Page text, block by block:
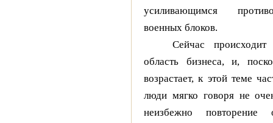
усиливающимся
военных блоков.
Сейчас
область бизнеса, и,
возрастает, к этой теме
люди мягко говоря не
неизбежно